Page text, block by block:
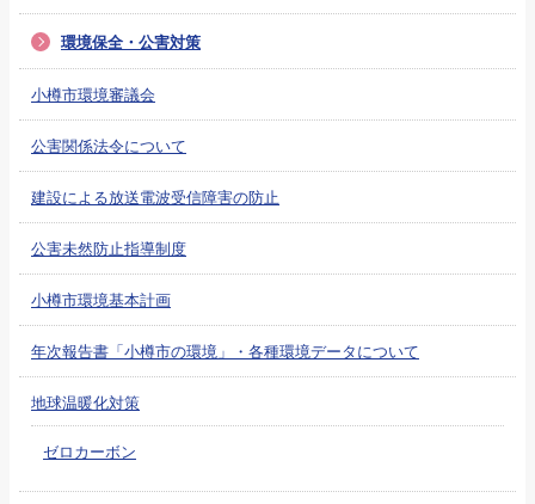
環境保全・公害対策
小樽市環境審議会
公害関係法令について
建設による放送電波受信障害の防止
公害未然防止指導制度
小樽市環境基本計画
年次報告書「小樽市の環境」・各種環境データについて
地球温暖化対策
ゼロカーボン